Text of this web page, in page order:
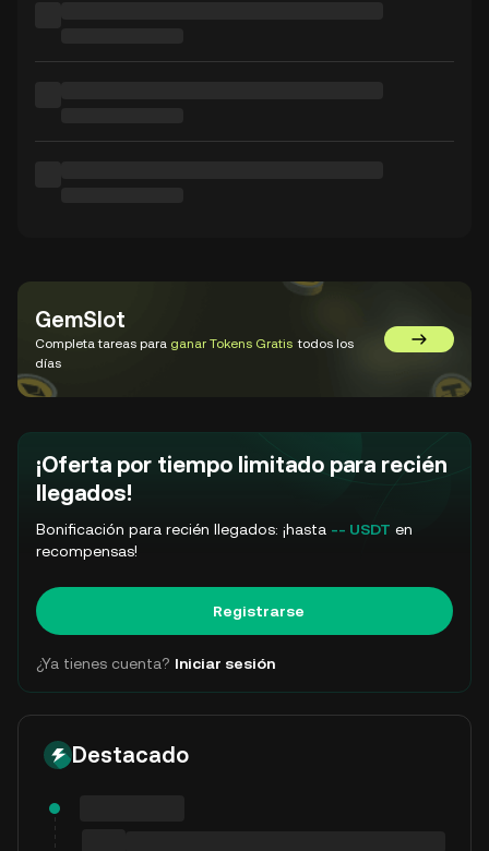
GemSlot
Completa tareas para ganar Tokens Gratis todos los
días
Ir a
¡Oferta por tiempo limitado para recién
llegados!
Bonificación para recién llegados: ¡hasta -- USDT en
recompensas!
Registrarse
¿Ya tienes cuenta? Iniciar sesión
Destacado